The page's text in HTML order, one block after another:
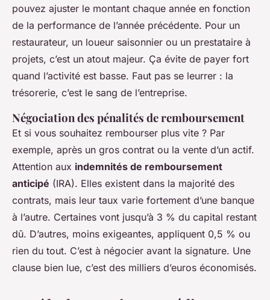
pouvez ajuster le montant chaque année en fonction
de la performance de l’année précédente. Pour un
restaurateur, un loueur saisonnier ou un prestataire à
projets, c’est un atout majeur. Ça évite de payer fort
quand l’activité est basse. Faut pas se leurrer : la
trésorerie, c’est le sang de l’entreprise.
Négociation des pénalités de remboursement
Et si vous souhaitez rembourser plus vite ? Par
exemple, après un gros contrat ou la vente d’un actif.
Attention aux indemnités de remboursement
anticipé (IRA). Elles existent dans la majorité des
contrats, mais leur taux varie fortement d’une banque
à l’autre. Certaines vont jusqu’à 3 % du capital restant
dû. D’autres, moins exigeantes, appliquent 0,5 % ou
rien du tout. C’est à négocier avant la signature. Une
clause bien lue, c’est des milliers d’euros économisés.